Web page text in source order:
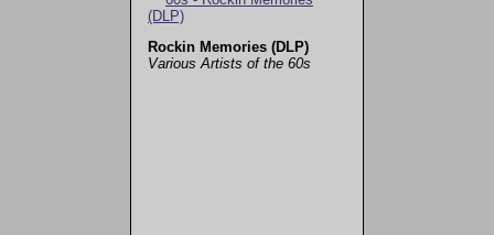
Rockin Memories (DLP)
Various Artists of the 60s